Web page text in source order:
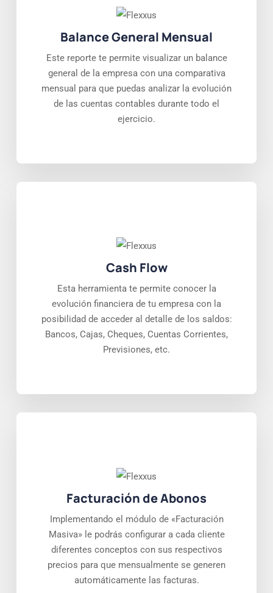
Balance General Mensual
Este reporte te permite visualizar un balance
general de la empresa con una comparativa
mensual para que puedas analizar la evolución
de las cuentas contables durante todo el
ejercicio.
Cash Flow
Esta herramienta te permite conocer la
evolución financiera de tu empresa con la
posibilidad de acceder al detalle de los saldos:
Bancos, Cajas, Cheques, Cuentas Corrientes,
Previsiones, etc.
Facturación de Abonos
Implementando el módulo de «Facturación
Masiva» le podrás configurar a cada cliente
diferentes conceptos con sus respectivos
precios para que mensualmente se generen
automáticamente las facturas.